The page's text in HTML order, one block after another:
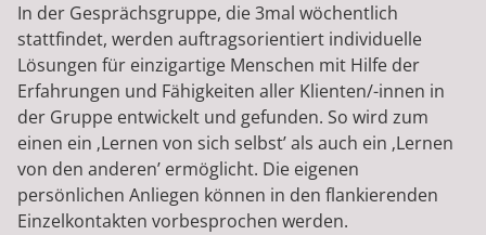
In der Gesprächsgruppe, die 3mal wöchentlich
stattfindet, werden auftragsorientiert individuelle
Lösungen für einzigartige Menschen mit Hilfe der
Erfahrungen und Fähigkeiten aller Klienten/-innen in
der Gruppe entwickelt und gefunden. So wird zum
einen ein ‚Lernen von sich selbst’ als auch ein ‚Lernen
von den anderen’ ermöglicht. Die eigenen
persönlichen Anliegen können in den flankierenden
Einzelkontakten vorbesprochen werden.